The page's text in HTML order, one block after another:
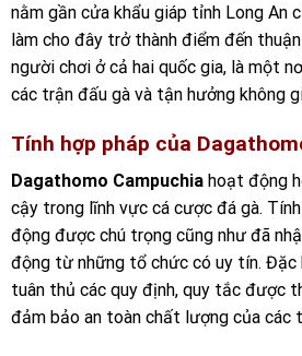
nằm gần cửa khẩu giáp tỉnh Long An
làm cho đây trở thành điểm đến
người chơi ở cả hai quốc gia, là một
các trận đấu gà và tận hưởng không
Tính hợp pháp của
Dagathomo Campuchia hoạt động
cậy trong lĩnh vực cá cược đá gà.
động được chú trọng cũng như đã
động từ những tổ chức có uy tín. Đặc
tuân thủ các quy định, quy tắc được
đảm bảo an toàn chất lượng của các